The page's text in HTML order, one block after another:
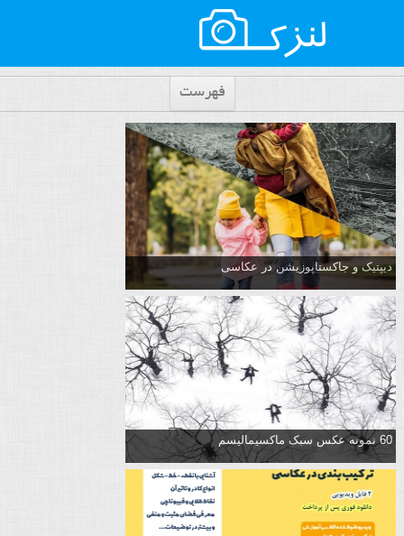
فهرست
دیپتیک و جاکستا‌پوزیشن در عکاسی
60 نمونه عکس سبک ماکسیمالیسم